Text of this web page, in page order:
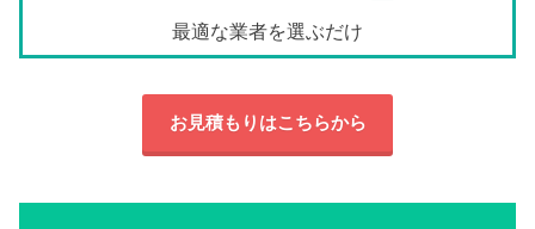
最適な業者を選ぶだけ
お見積もりはこちらから